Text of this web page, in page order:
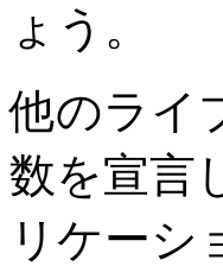
ょう。
他のライ
数を宣言
リケーシ